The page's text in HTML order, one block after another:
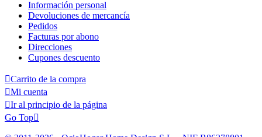
Información personal
Devoluciones de mercancía
Pedidos
Facturas por abono
Direcciones
Cupones descuento
Carrito de la compra
Mi cuenta
Ir al principio de la página
Go Top